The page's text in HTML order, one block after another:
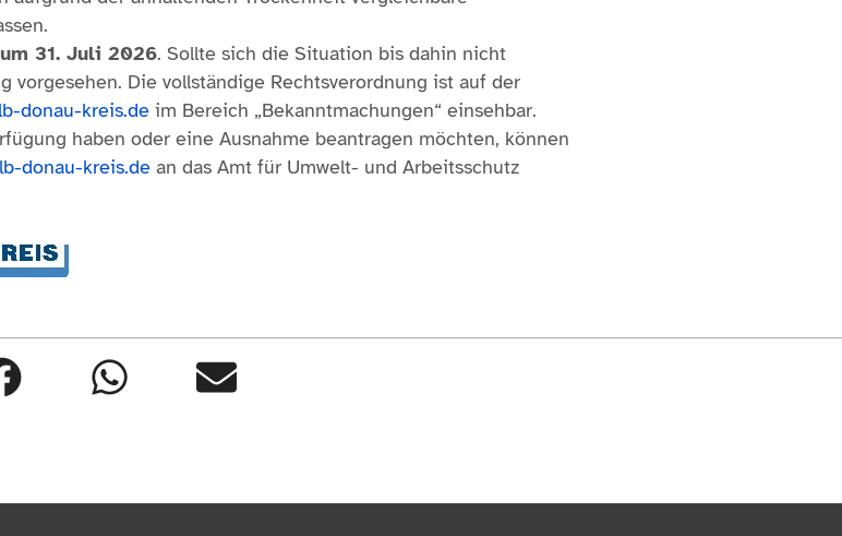
31. Juli 2026. Sollte sich die Situation bis dahin nicht
vorgesehen. Die vollständige Rechtsverordnung ist auf der
donau-kreis.de im Bereich „Bekanntmachungen“ einsehbar.
haben oder eine Ausnahme beantragen möchten, können
donau-kreis.de an das Amt für Umwelt- und Arbeitsschutz